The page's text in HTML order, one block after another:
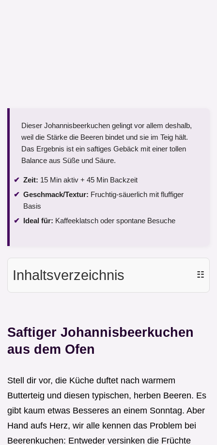
Dieser Johannisbeerkuchen gelingt vor allem deshalb,
weil die Stärke die Beeren bindet und sie im Teig hält.
Das Ergebnis ist ein saftiges Gebäck mit einer tollen
Balance aus Süße und Säure.
Zeit: 15 Min aktiv + 45 Min Backzeit
Geschmack/Textur: Fruchtig-säuerlich mit fluffiger
Basis
Ideal für: Kaffeeklatsch oder spontane Besuche
Inhaltsverzeichnis ☷
Saftiger Johannisbeerkuchen
aus dem Ofen
Stell dir vor, die Küche duftet nach warmem
Butterteig und diesen typischen, herben Beeren. Es
gibt kaum etwas Besseres an einem Sonntag. Aber
Hand aufs Herz, wir alle kennen das Problem bei
Beerenkuchen: Entweder versinken die Früchte